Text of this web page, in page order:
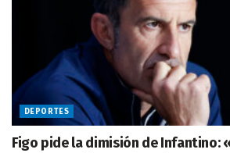
DEPORTES
Figo pide la dimisión de Infantino: